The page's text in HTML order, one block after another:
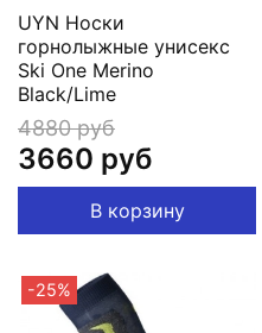
UYN Носки
горнолыжные унисекс
Ski One Merino
Black/Lime
4880 руб
3660 руб
В корзину
-25%